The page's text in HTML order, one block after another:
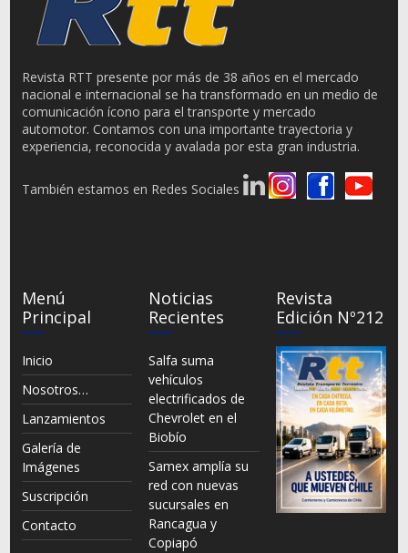
Revista RTT presente por más de 38 años en el mercado
nacional e internacional se ha transformado en un medio de
comunicación ícono para el transporte y mercado
automotor. Contamos con una importante trayectoria y
experiencia, reconocida y avalada por esta gran industria.
También estamos en Redes Sociales
Menú
Principal
Inicio
Nosotros…
Lanzamientos
Galería de
Imágenes
Suscripción
Contacto
Noticias
Recientes
Salfa suma
vehículos
electrificados de
Chevrolet en el
Biobío
Samex amplía su
red con nuevas
sucursales en
Rancagua y
Copiapó
Revista
Edición Nº212